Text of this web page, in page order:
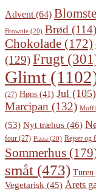
Advent (64)
Brownie (20) Brød (114)
Chokolade (172)
(129)Frugt
Glimt
(27) Høns (41) Jul (105)
Marcipan (132)
(53) Nyt træhus (46)
four (27) Pizza (20) Rejser og
Sommerhus
småt (473)
Vegetarisk (45) Årets